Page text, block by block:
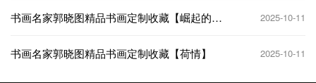
书画名家郭晓图精品书画定制收藏【崛起的世
2025-10-11
书画名家郭晓图精品书画定制收藏【荷情】 2025-10-11